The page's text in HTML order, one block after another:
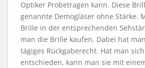
Optiker Probetragen kann. Diese
genannte Demogläser ohne Stärke.
Brille in der entsprechenden
man die Brille kaufen. Dabei hat
tägiges Rückgaberecht. Hat man
entschieden, kann man sie mit